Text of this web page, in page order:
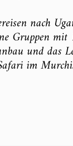
nach
Gruppen
und das
im